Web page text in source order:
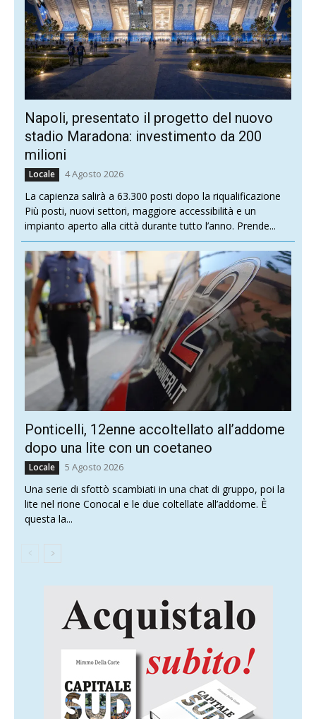
Napoli, presentato il progetto del nuovo
stadio Maradona: investimento da 200
milioni
Locale 4 Agosto 2026
La capienza salirà a 63.300 posti dopo la riqualificazione
Più posti, nuovi settori, maggiore accessibilità e un
impianto aperto alla città durante tutto l’anno. Prende...
Ponticelli, 12enne accoltellato all’addome
dopo una lite con un coetaneo
Locale 5 Agosto 2026
Una serie di sfottò scambiati in una chat di gruppo, poi la
lite nel rione Conocal e le due coltellate all’addome. È
questa la...